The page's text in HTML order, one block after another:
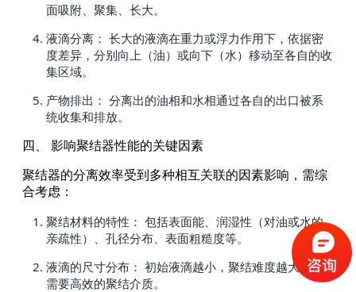
面吸附、聚集、长大。
液滴分离： 长大的液滴在重力或浮力作用下，依据密
度差异，分别向上（油）或向下（水）移动至各自的收
集区域。
产物排出： 分离出的油相和水相通过各自的出口被系
统收集和排放。
四、 影响聚结器性能的关键因素
聚结器的分离效率受到多种相互关联的因素影响，需综
合考虑：
聚结材料的特性： 包括表面能、润湿性（对油或水的
亲疏性）、孔径分布、表面粗糙度等。
液滴的尺寸分布： 初始液滴越小，聚结难度越大，越
需要高效的聚结介质。